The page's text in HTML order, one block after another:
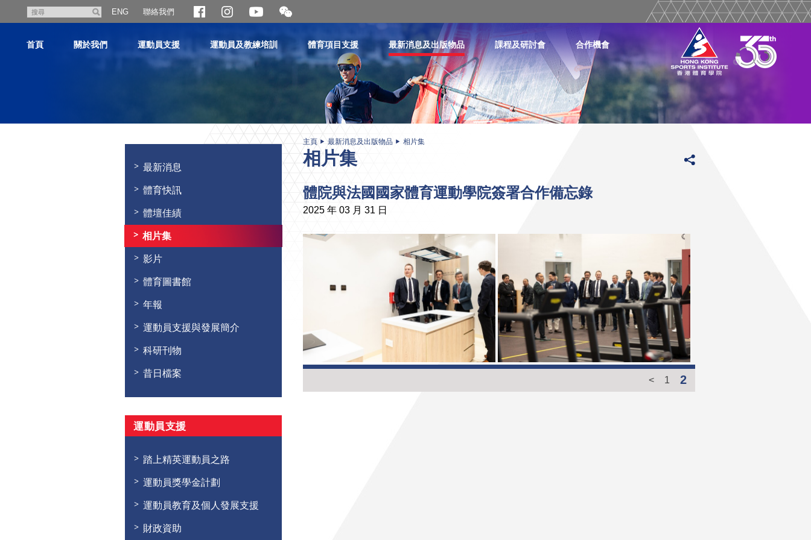
尋
ENG 聯絡我們
開
合
二
維
首頁 關於我們 運動員支援 運動員及教練培訓 體育項目支援 最新消息及出版物品 課程及研討會 合作機會
最新消息
體育快訊
體壇佳績
相片集
影片
體育圖書館
年報
運動員支援與發展簡介
科研刊物
昔日檔案
運動員支援
踏上精英運動員之路
運動員獎學金計劃
運動員教育及個人發展支援
財政資助
主頁 最新消息及出版物品 相片集
相片集
體院與法國國家體育運動學院簽署合作備忘錄
2025 年 03 月 31 日
< 1 2